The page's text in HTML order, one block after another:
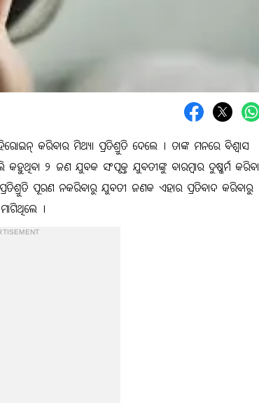
କରିବାର ମିଥ୍ୟା ପ୍ରତିଶ୍ରୁତି ଦେଲେ । ତାଙ୍କ ମନରେ ବିଶ୍ୱାସ
କହୁଥିବା ୨ ଜଣ ଯୁବକ ସଂପୃକ୍ତ ଯୁବତୀଙ୍କୁ ବାରମ୍ବାର ଦୁଷ୍କର୍ମ କରିବା
ପୂରଣ ନକରିବାରୁ ଯୁବତୀ ଜଣକ ଏହାର ପ୍ରତିବାଦ କରିବାରୁ
।